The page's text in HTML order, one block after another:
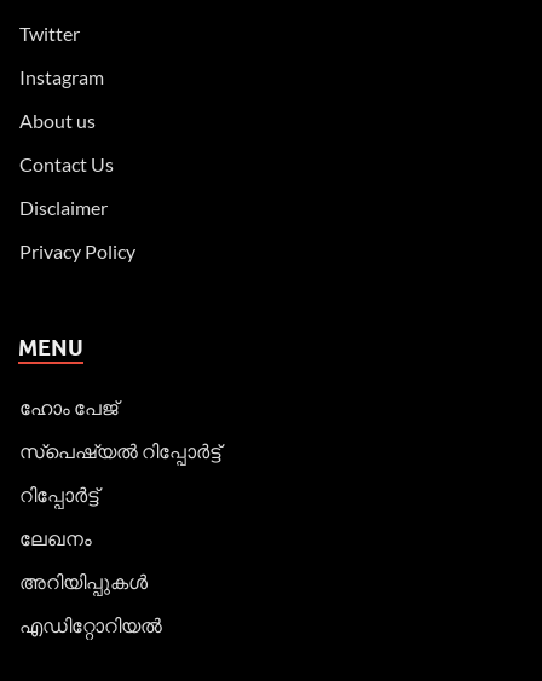
Twitter
Instagram
About us
Contact Us
Disclaimer
Privacy Policy
MENU
ഹോം പേജ്
സ്പെഷ്യൽ റിപ്പോര്‍ട്ട്
റിപ്പോര്‍ട്ട്
ലേഖനം
അറിയിപ്പുകള്‍
എഡിറ്റോറിയല്‍